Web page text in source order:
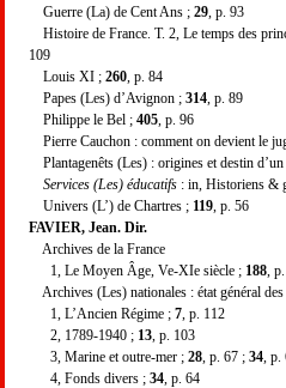
Guerre (La) de Cent Ans ; 29 , p. 93
Histoire de France. T. 2, Le temps des
109
Louis XI ; 260 , p. 84
Papes (Les) d’Avignon ; 314 , p. 89
Philippe le Bel ; 405 , p. 96
Pierre Cauchon : comment on devient le
Plantagenêts (Les) : origines et destin
Services (Les) éducatifs : in, Historiens &
Univers (L’) de Chartres ; 119 , p. 56
FAVIER, Jean. Dir.
Archives de la France
1, Le Moyen Âge, Ve-XIe siècle ; 188 ,
Archives (Les) nationales : état général
1, L’Ancien Régime ; 7 , p. 112
2, 1789-1940 ; 13 , p. 103
3, Marine et outre-mer ; 28 , p. 67 ; 34 ,
4, Fonds divers ; 34 , p. 64